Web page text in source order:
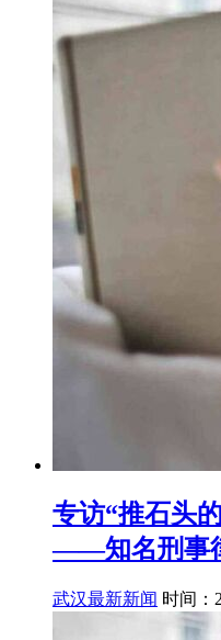
专访“推石头
——知名刑事
武汉最新新闻 时间：